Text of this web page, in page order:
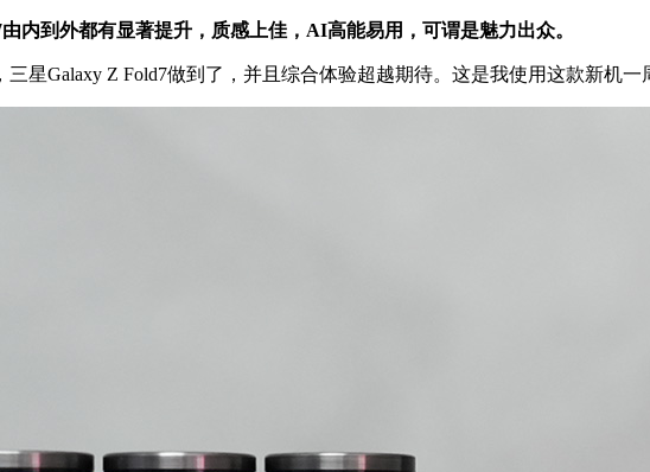
内到外都有显著提升，质感上佳，AI高能易用，可谓是魅力出众。
Galaxy Z Fold7做到了，并且综合体验超越期待。这是我使用这款新机一